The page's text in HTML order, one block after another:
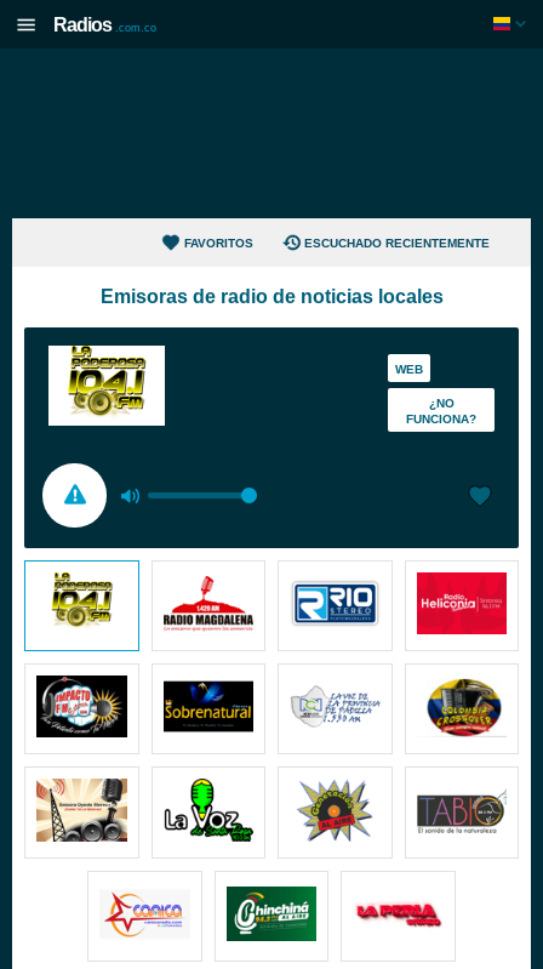
Radios .com.co
FAVORITOS ESCUCHADO RECIENTEMENTE
Emisoras de radio de noticias locales
WEB
¿NO
FUNCIONA?